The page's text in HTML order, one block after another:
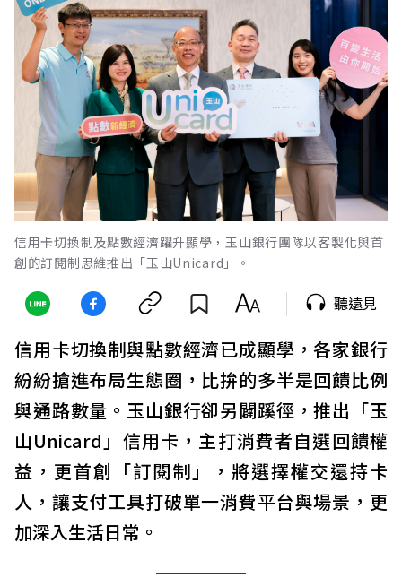
信用卡切換制及點數經濟躍升顯學，玉山銀行團隊以客製化與首
創的訂閱制思維推出「玉山Unicard」。
聽遠見
信用卡切換制與點數經濟已成顯學，各家銀行
紛紛搶進布局生態圈，比拚的多半是回饋比例
與通路數量。玉山銀行卻另闢蹊徑，推出「玉
山Unicard」信用卡，主打消費者自選回饋權
益，更首創「訂閱制」，將選擇權交還持卡
人，讓支付工具打破單一消費平台與場景，更
加深入生活日常。